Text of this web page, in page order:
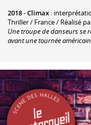
2018-Climax :
Thriller / France / Réalisé
Une troupe de danseurs se
avant une tournée